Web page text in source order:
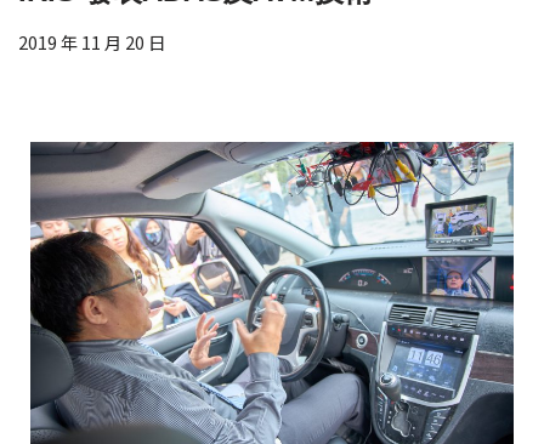
2019 年 11 月 20 日